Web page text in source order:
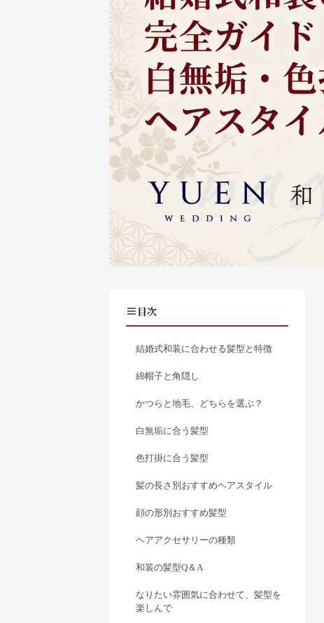
目次
結婚式和装に合わせる髪型と特徴
綿帽子と角隠し
かつらと地毛、どちらを選ぶ？
白無垢に合う髪型
色打掛に合う髪型
髪の長さ別おすすめヘアスタイル
顔の形別おすすめ髪型
ヘアアクセサリーの種類
和装の髪型Q＆A
なりたい雰囲気に合わせて、髪型を
楽しんで